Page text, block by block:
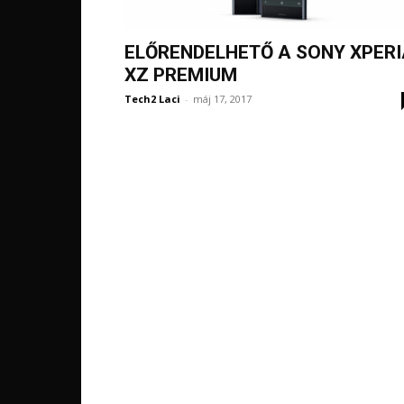
ELŐRENDELHETŐ A SONY
XZ PREMIUM
Tech2 Laci - máj 17, 2017